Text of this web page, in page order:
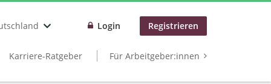
Login Registrieren
Karriere-Ratgeber Für Arbeitgeber:innen